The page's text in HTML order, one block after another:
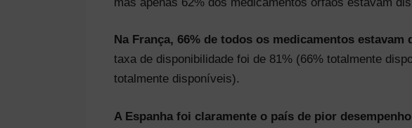
Na França, 66% de todos os medicamentos
taxa de disponibilidade foi de 81% (66% totalmente
totalmente disponíveis).
A Espanha foi claramente o país de pior